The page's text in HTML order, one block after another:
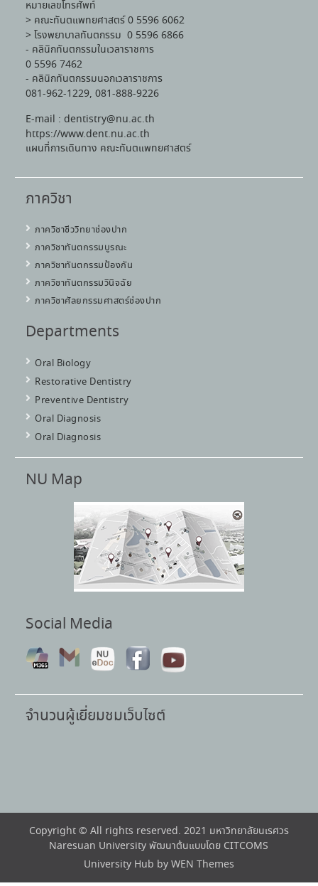
หมายเลขโทรศัพท์
> คณะทันตแพทยศาสตร์ 0 5596 6062
> โรงพยาบาลทันตกรรม 0 5596 6866
- คลินิกทันตกรรมในเวลาราชการ
0 5596 7462
- คลินิกทันตกรรมนอกเวลาราชการ
081-962-1229, 081-888-9226
E-mail : dentistry@nu.ac.th
https://www.dent.nu.ac.th
แผนที่การเดินทาง คณะทันตแพทยศาสตร์
ภาควิชา
ภาควิชาชีววิทยาช่องปาก
ภาควิชาทันตกรรมบูรณะ
ภาควิชาทันตกรรมป้องกัน
ภาควิชาทันตกรรมวินิจฉัย
ภาควิชาศัลยกรรมศาสตร์ช่องปาก
Departments
Oral Biology
Restorative Dentistry
Preventive Dentistry
Oral Diagnosis
Oral Diagnosis
NU Map
Social Media
จำนวนผู้เยี่ยมชมเว็บไซต์
Copyright © All rights reserved. 2021 มหาวิทยาลัยนเรศวร
Naresuan University พัฒนาต้นแบบโดย CITCOMS
University Hub by WEN Themes